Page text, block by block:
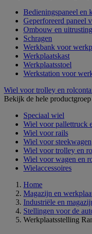
Bedieningspaneel en
Geperforeerd paneel
Ombouw en
Schragen
Werkbank voor
Werkplaatskast
Werkplaatsstoel
Werkstation voor
Wiel voor trolley en
Bekijk de hele productgroep
Speciaal wiel
Wiel voor pallettruck
Wiel voor rails
Wiel voor steekwagen
Wiel voor trolley en
Wiel voor wagen en
Wielaccessoires
Home
Magazijn en
Industriële en
Stellingen voor de
Werkplaatsstelling